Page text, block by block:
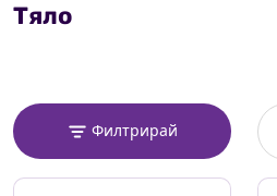
Тяло
Филтрирай